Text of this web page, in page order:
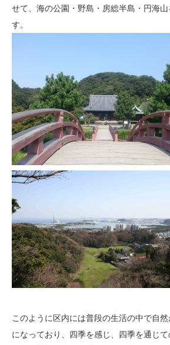
せて、海の公園・野島・房総半島・円海
す。
このように区内には普段の生活の中で自
になっており、四季を感じ、四季を通じて